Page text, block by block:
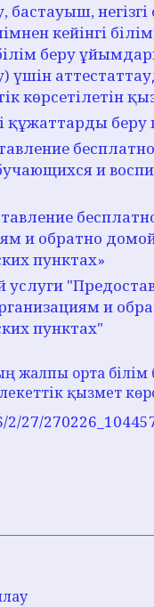
бастауыш,
кейінгі
беру
үшін
көрсетілетін
құжаттарды
и
и обратно
пунктах»
и
пунктах"
жалпы орта білім
қызмет
27/